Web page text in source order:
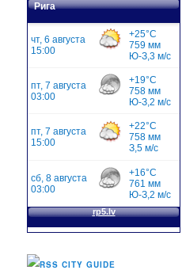
Рига
CITY GUIDE